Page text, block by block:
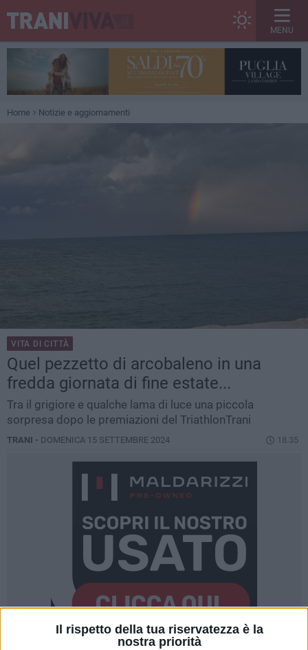
Il rispetto della tua riservatezza è la
nostra priorità
MENU
Home Notizie e aggiornamenti
VITA DI CITTÀ
Quel pezzetto di arcobaleno in una
fredda giornata di fine estate...
Tra il grigiore e qualche lama di luce una piccola
sorpresa dopo le premiazioni del TriathlonTrani
TRANI - DOMENICA 15 SETTEMBRE 2024 18.35